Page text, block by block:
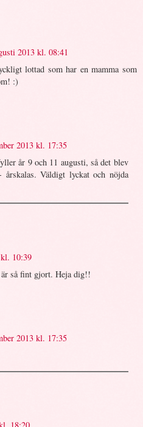
2013 kl. 08:41
lottad som har en mamma som
:)
2013 kl. 17:35
år 9 och 11 augusti, så det blev
årskalas. Väldigt lyckat och nöjda
10:39
så fint gjort. Heja dig!!
2013 kl. 17:35